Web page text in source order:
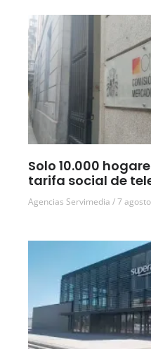
Solo 10.000
tarifa social de
Agencias Servimedia 7